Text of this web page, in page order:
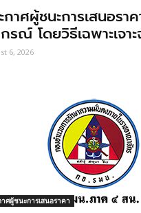
กาศผู้ชนะการเสนอรา
รณ์ โดยวิธีเฉพาะเจา
6, 2026
าศผู้ชนะการเสนอราคา